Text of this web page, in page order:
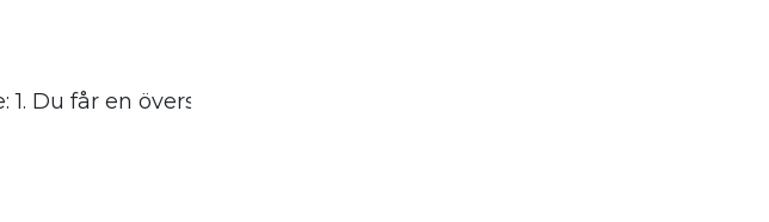
1. Du får en översikt i hur rösten fungerar, att likna med första